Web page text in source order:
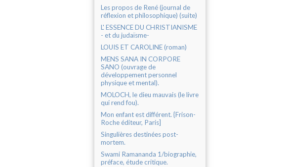
Les propos de René (journal de
réflexion et philosophique) (suite)
L' ESSENCE DU CHRISTIANISME
- et du judaïsme-
LOUIS ET CAROLINE (roman)
MENS SANA IN CORPORE
SANO (ouvrage de
développement personnel
physique et mental).
MOLOCH, le dieu mauvais (le livre
qui rend fou).
Mon enfant est différent. {Frison-
Roche éditeur, Paris]
Singulières destinées post-
mortem.
Swami Ramananda 1/biographie,
préface, étude critique.